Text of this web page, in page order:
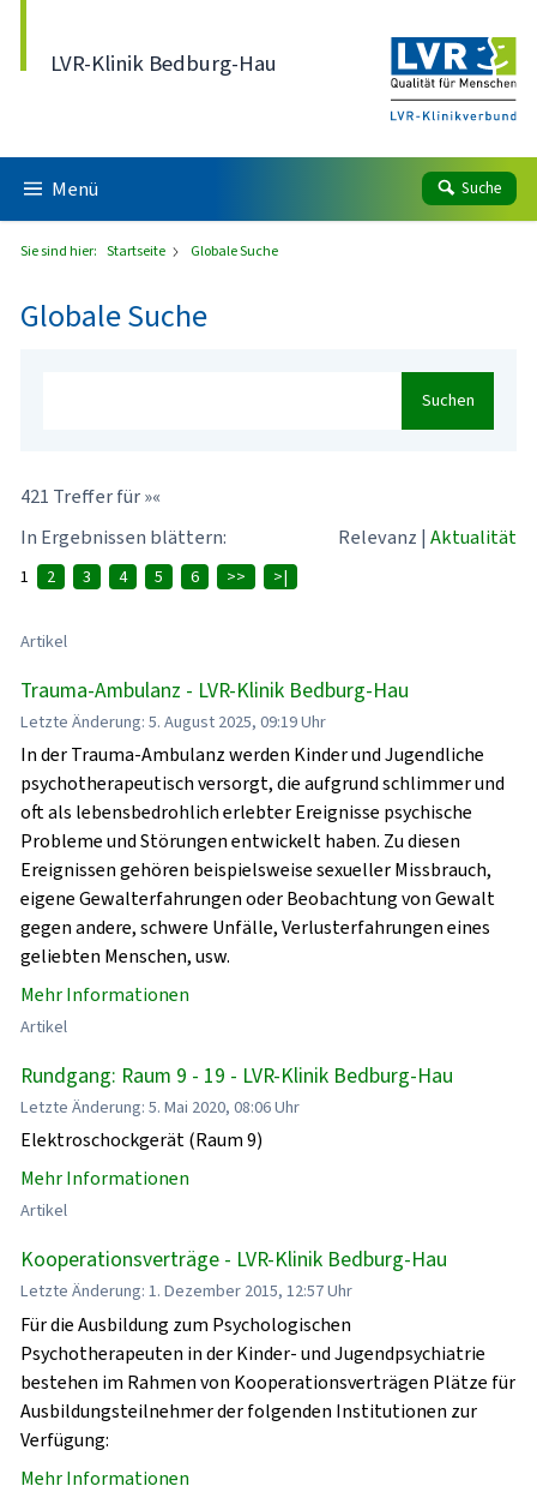
LVR-Klinik Bedburg-Hau
Menü Suche
Sie sind hier: Startseite Globale Suche
Globale Suche
Suchen
421 Treffer für »«
In Ergebnissen blättern:
Relevanz | Aktualität
1 2 3 4 5 6 >> >|
Artikel
Trauma-Ambulanz - LVR-Klinik Bedburg-Hau
Letzte Änderung: 5. August 2025, 09:19 Uhr
In der Trauma-Ambulanz werden Kinder und Jugendliche
psychotherapeutisch versorgt, die aufgrund schlimmer und
oft als lebensbedrohlich erlebter Ereignisse psychische
Probleme und Störungen entwickelt haben. Zu diesen
Ereignissen gehören beispielsweise sexueller Missbrauch,
eigene Gewalterfahrungen oder Beobachtung von Gewalt
gegen andere, schwere Unfälle, Verlusterfahrungen eines
geliebten Menschen, usw.
Mehr Informationen
Artikel
Rundgang: Raum 9 - 19 - LVR-Klinik Bedburg-Hau
Letzte Änderung: 5. Mai 2020, 08:06 Uhr
Elektroschockgerät (Raum 9)
Mehr Informationen
Artikel
Kooperationsverträge - LVR-Klinik Bedburg-Hau
Letzte Änderung: 1. Dezember 2015, 12:57 Uhr
Für die Ausbildung zum Psychologischen
Psychotherapeuten in der Kinder- und Jugendpsychiatrie
bestehen im Rahmen von Kooperationsverträgen Plätze für
Ausbildungsteilnehmer der folgenden Institutionen zur
Verfügung:
Mehr Informationen